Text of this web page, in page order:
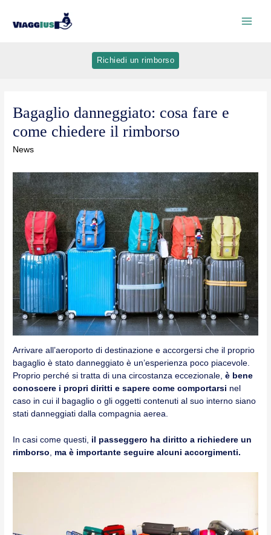
Richiedi un rimborso
Bagaglio danneggiato: cosa fare e
come chiedere il rimborso
News
Arrivare all’aeroporto di destinazione e accorgersi che il proprio
bagaglio è stato danneggiato è un’esperienza poco piacevole.
Proprio perché si tratta di una circostanza eccezionale,è bene
conoscere i propri diritti e sapere come comportarsi nel
caso in cui il bagaglio o gli oggetti contenuti al suo interno siano
stati danneggiati dalla compagnia aerea.
In casi come questi, il passeggero ha diritto a richiedere un
rimborso
ma è importante seguire alcuni accorgimenti.